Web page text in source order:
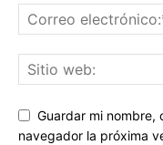
Guardar mi nombre,
navegador la próxima